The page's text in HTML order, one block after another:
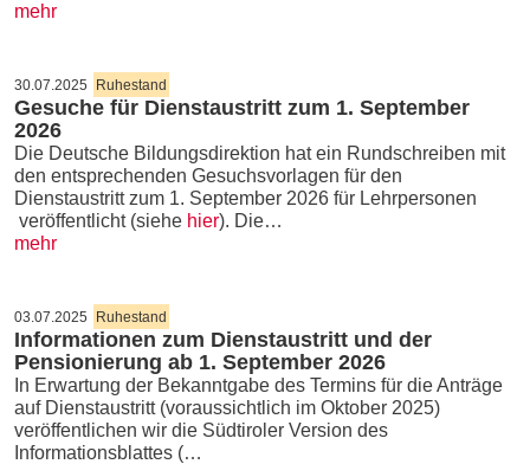
mehr
30.07.2025 Ruhestand
Gesuche für Dienstaustritt zum 1. September
2026
Die Deutsche Bildungsdirektion hat ein Rundschreiben mit
den entsprechenden Gesuchsvorlagen für den
Dienstaustritt zum 1. September 2026 für Lehrpersonen
veröffentlicht (siehe hier). Die…
mehr
03.07.2025 Ruhestand
Informationen zum Dienstaustritt und der
Pensionierung ab 1. September 2026
In Erwartung der Bekanntgabe des Termins für die Anträge
auf Dienstaustritt (voraussichtlich im Oktober 2025)
veröffentlichen wir die Südtiroler Version des
Informationsblattes (…